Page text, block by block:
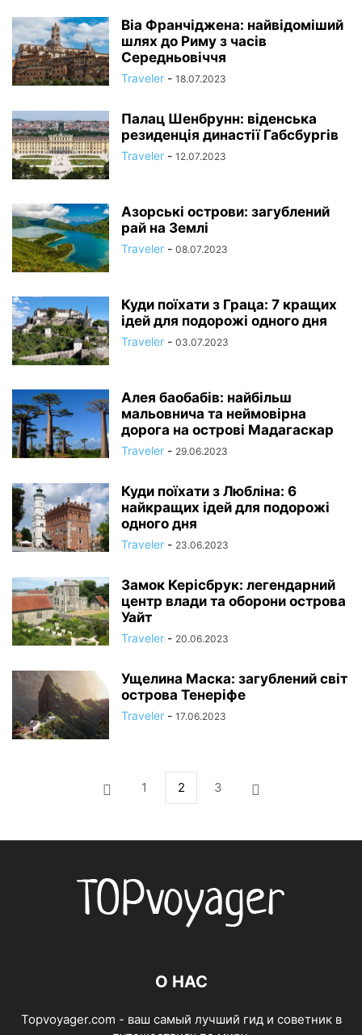
Віа Франчіджена: найвідоміший
шлях до Риму з часів
Середньовіччя
Traveler - 18.07.2023
Палац Шенбрунн: віденська
резиденція династії Габсбургів
Traveler - 12.07.2023
Азорські острови: загублений
рай на Землі
Traveler - 08.07.2023
Куди поїхати з Граца: 7 кращих
ідей для подорожі одного дня
Traveler - 03.07.2023
Алея баобабів: найбільш
мальовнича та неймовірна
дорога на острові Мадагаскар
Traveler - 29.06.2023
Куди поїхати з Любліна: 6
найкращих ідей для подорожі
одного дня
Traveler - 23.06.2023
Замок Керісбрук: легендарний
центр влади та оборони острова
Уайт
Traveler - 20.06.2023
Ущелина Маска: загублений світ
острова Тенеріфе
Traveler - 17.06.2023
1 2 3
О НАС
Topvoyager.com - ваш самый лучший гид и советник в